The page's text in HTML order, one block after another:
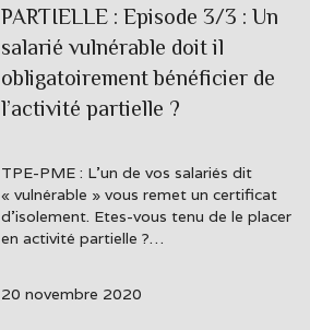
PARTIELLE : Episode 3/3 : Un
salarié vulnérable doit il
obligatoirement bénéficier de
l’activité partielle ?
TPE-PME : L’un de vos salariés dit
« vulnérable » vous remet un certificat
d’isolement. Etes-vous tenu de le placer
en activité partielle ?…
20 novembre 2020